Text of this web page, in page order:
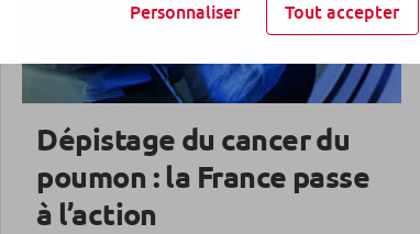
Dépistage du cancer du
poumon : la France passe
à l’action
Personnaliser Tout accepter